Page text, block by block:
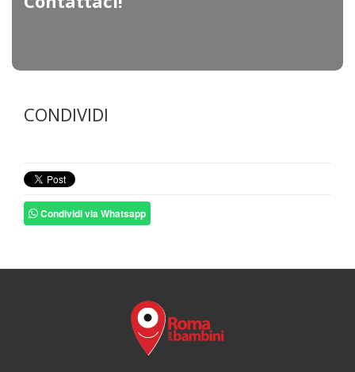
CONDIVIDI
Condividi via Whatsapp